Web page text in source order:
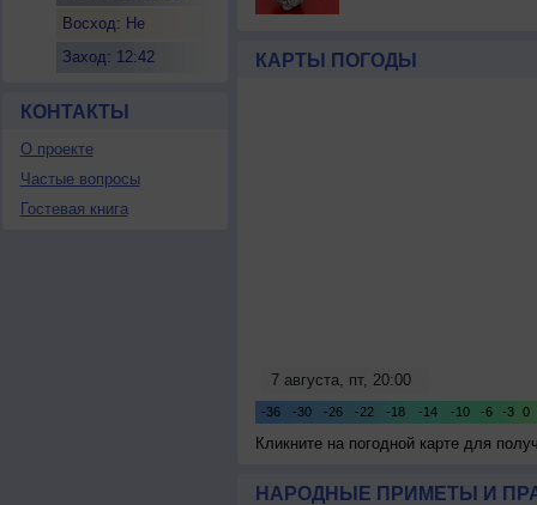
Восход: Не
Заход: 12:42
КОНТАКТЫ
О проекте
Частые вопросы
Гостевая книга
КАРТЫ ПОГОДЫ
Кликните на погодной карте для
НАРОДНЫЕ ПРИМЕТЫ И